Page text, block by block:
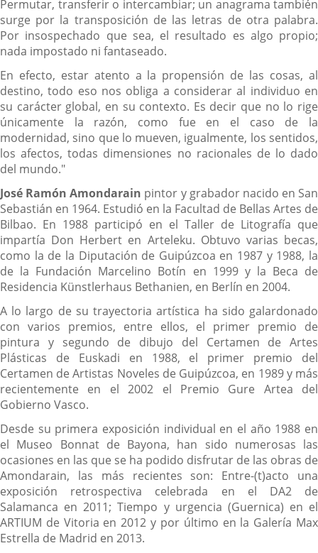
Permutar, transferir o intercambiar; un anagrama también
surge por la transposición de las letras de otra palabra.
Por insospechado que sea, el resultado es algo propio;
nada impostado ni fantaseado.
En efecto, estar atento a la propensión de las cosas, al
destino, todo eso nos obliga a considerar al individuo en
su carácter global, en su contexto. Es decir que no lo rige
únicamente la razón, como fue en el caso de la
modernidad, sino que lo mueven, igualmente, los sentidos,
los afectos, todas dimensiones no racionales de lo dado
del mundo."
José Ramón Amondarain pintor y grabador nacido en San
Sebastián en 1964. Estudió en la Facultad de Bellas Artes de
Bilbao. En 1988 participó en el Taller de Litografía que
impartía Don Herbert en Arteleku. Obtuvo varias becas,
como la de la Diputación de Guipúzcoa en 1987 y 1988, la
de la Fundación Marcelino Botín en 1999 y la Beca de
Residencia Künstlerhaus Bethanien, en Berlín en 2004.
A lo largo de su trayectoria artística ha sido galardonado
con varios premios, entre ellos, el primer premio de
pintura y segundo de dibujo del Certamen de Artes
Plásticas de Euskadi en 1988, el primer premio del
Certamen de Artistas Noveles de Guipúzcoa, en 1989 y más
recientemente en el 2002 el Premio Gure Artea del
Gobierno Vasco.
Desde su primera exposición individual en el año 1988 en
el Museo Bonnat de Bayona, han sido numerosas las
ocasiones en las que se ha podido disfrutar de las obras de
Amondarain, las más recientes son: Entre-(t)acto una
exposición retrospectiva celebrada en el DA2 de
Salamanca en 2011; Tiempo y urgencia (Guernica) en el
ARTIUM de Vitoria en 2012 y por último en la Galería Max
Estrella de Madrid en 2013.